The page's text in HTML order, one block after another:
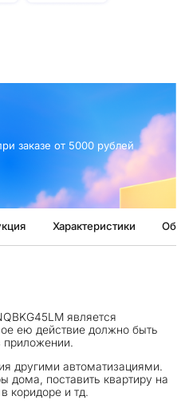
заказе от 5000 рублей
Характеристики
является
ею действие должно быть
приложении.
другими автоматизациями.
дома, поставить квартиру на
коридоре и тд.